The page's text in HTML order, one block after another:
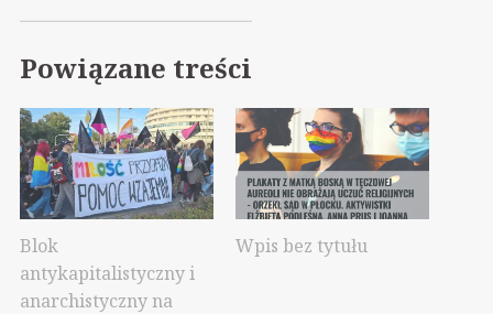
Powiązane treści
Blok
antykapitalistyczny i
anarchistyczny na
Wpis bez tytułu